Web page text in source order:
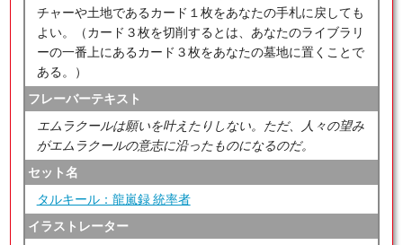
チャーや土地であるカード１枚をあなたの手札に戻しても
よい。（カード３枚を切削するとは、あなたのライブラリ
ーの一番上にあるカード３枚をあなたの墓地に置くことで
ある。）
フレーバーテキスト
エムラクールは願いを叶えたりしない。ただ、人々の望み
がエムラクールの意志に沿ったものになるのだ。
セット名
タルキール：龍嵐録 統率者
イラストレーター